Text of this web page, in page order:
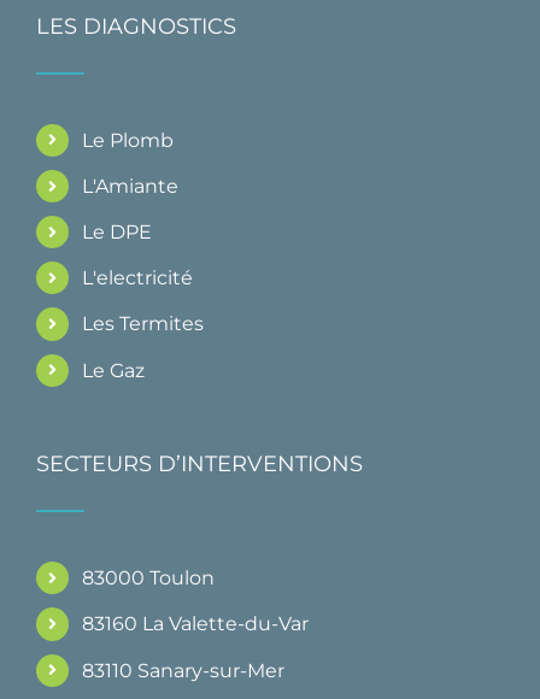
LES DIAGNOSTICS
Le Plomb
L'Amiante
Le DPE
L'electricité
Les Termites
Le Gaz
SECTEURS D’INTERVENTIONS
83000 Toulon
83160 La Valette-du-Var
83110 Sanary-sur-Mer